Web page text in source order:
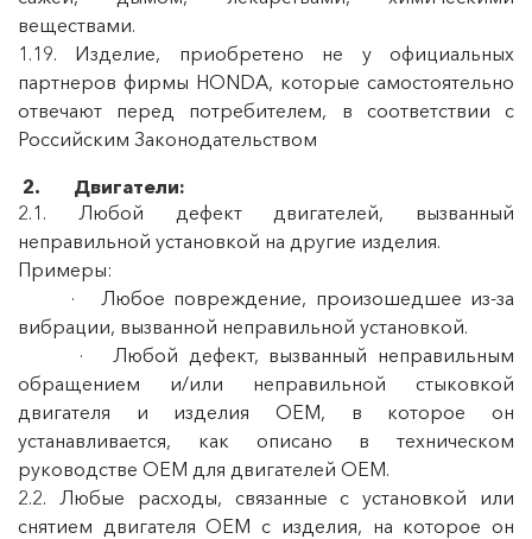
веществами.
1.19. Изделие, приобретено не у официальных
партнеров фирмы HONDA, которые самостоятельно
отвечают перед потре­бителем, в соответствии с
Российским Законодательством
2. Двигатели:
2.1. Любой дефект двигателей, вызванный
неправильной установкой на другие изделия.
Примеры:
· Любое повреждение, произошедшее из-за
вибрации, вызванной неправильной установкой.
· Любой дефект, вызванный неправильным
обращением и/или неправильной стыковкой
двигателя и изделия OEM, в которое он
устанавливается, как описано в техническом
руководстве OEM для двигателей OEM.
2.2. Любые расходы, связанные с установкой или
снятием двигателя OEM с изделия, на которое он